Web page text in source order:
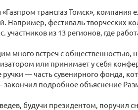
трансгаз Томск»,
Например, фестиваль творческих
участников из 13 регионов, где
много встреч с общественностью,
или принимает у себя
— часть сувенирного фонда,
закончил подробное объяснение
будучи президентом, поручил